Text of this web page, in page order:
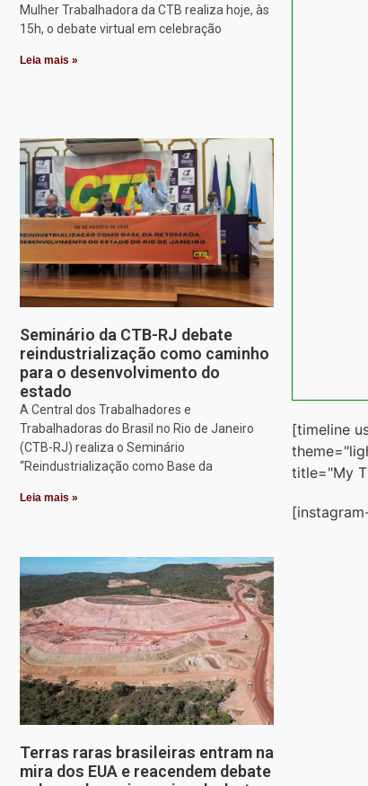
Mulher Trabalhadora da CTB realiza hoje, às
15h, o debate virtual em celebração
Leia mais »
Seminário da CTB-RJ debate
reindustrialização como caminho
para o desenvolvimento do
estado
A Central dos Trabalhadores e
Trabalhadoras do Brasil no Rio de Janeiro
(CTB-RJ) realiza o Seminário
“Reindustrialização como Base da
Leia mais »
Terras raras brasileiras entram na
mira dos EUA e reacendem debate
[timeline
title="My